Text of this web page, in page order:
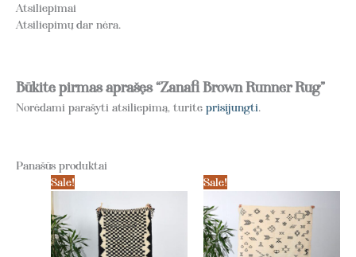
Atsiliepimai
Atsiliepimų dar nėra.
Būkite pirmas aprašęs “Zanafi Brown Runner Rug”
Norėdami parašyti atsiliepimą, turite prisijungti.
Panašūs produktai
Sale!
Sale!